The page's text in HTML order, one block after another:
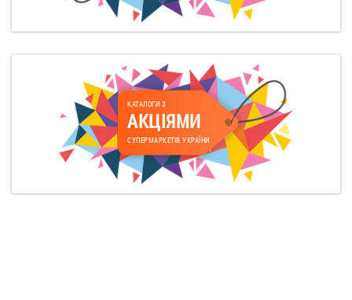
КАТАЛОГИ З
АКЦІЯМИ
СУПЕРМАРКЕТІВ УКРАЇНИ